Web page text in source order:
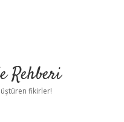
Rehberi
fikirler!